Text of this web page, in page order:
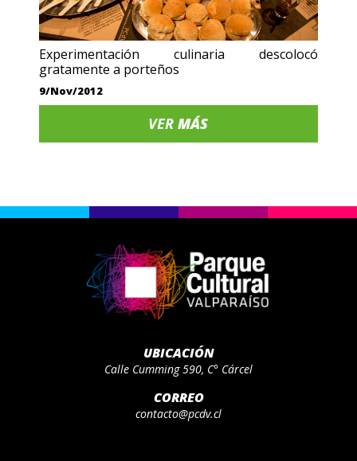
Experimentación culinaria descolocó
gratamente a porteños
9/Nov/2012
VERMÁS
UBICACIÓN
Calle Cumming 590, C° Cárcel
CORREO
contacto@pcdv.cl